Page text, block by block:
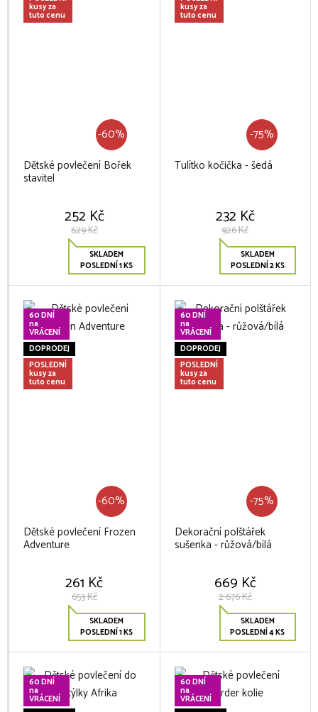
kusy za
tuto cenu
-60%
Dětské povlečení Bořek
stavitel
252 Kč
629 Kč
SKLADEM
POSLEDNÍ 1 KS
kusy za
tuto cenu
-75%
Tulítko kočička - šedá
232 Kč
926 Kč
SKLADEM
POSLEDNÍ 2 KS
60 DNÍ
na
VRÁCENÍ
DOPRODEJ
POSLEDNÍ
kusy za
tuto cenu
-60%
Dětské povlečení Frozen
Adventure
261 Kč
653 Kč
SKLADEM
POSLEDNÍ 1 KS
60 DNÍ
na
VRÁCENÍ
DOPRODEJ
POSLEDNÍ
kusy za
tuto cenu
-75%
Dekorační polštářek
sušenka - růžová/bílá
669 Kč
2 676 Kč
SKLADEM
POSLEDNÍ 4 KS
60 DNÍ
na
VRÁCENÍ
60 DNÍ
na
VRÁCENÍ